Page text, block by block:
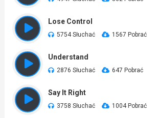
Lose Control
5754 Słuchać 1567 Pobrać
Understand
2876 Słuchać 647 Pobrać
Say It Right
3758 Słuchać 1004 Pobrać